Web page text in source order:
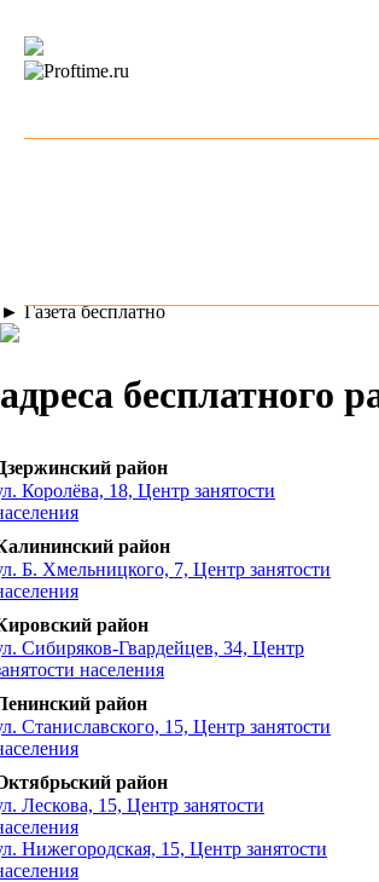
► Газета бесплатно
адреса
район
Королёва, 18, Центр занятости
район
Б. Хмельницкого, 7, Центр занятости
район
Сибиряков-Гвардейцев, 34, Центр
населения
район
Станиславского, 15, Центр занятости
район
Лескова, 15, Центр занятости
Нижегородская, 15, Центр занятости